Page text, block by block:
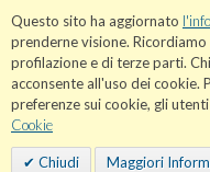
Questo sito ha aggiornato
prenderne visione.
profilazione e di terze parti.
acconsente all'uso dei cookie.
preferenze sui cookie, gli
Cookie
Chiudi Maggiori